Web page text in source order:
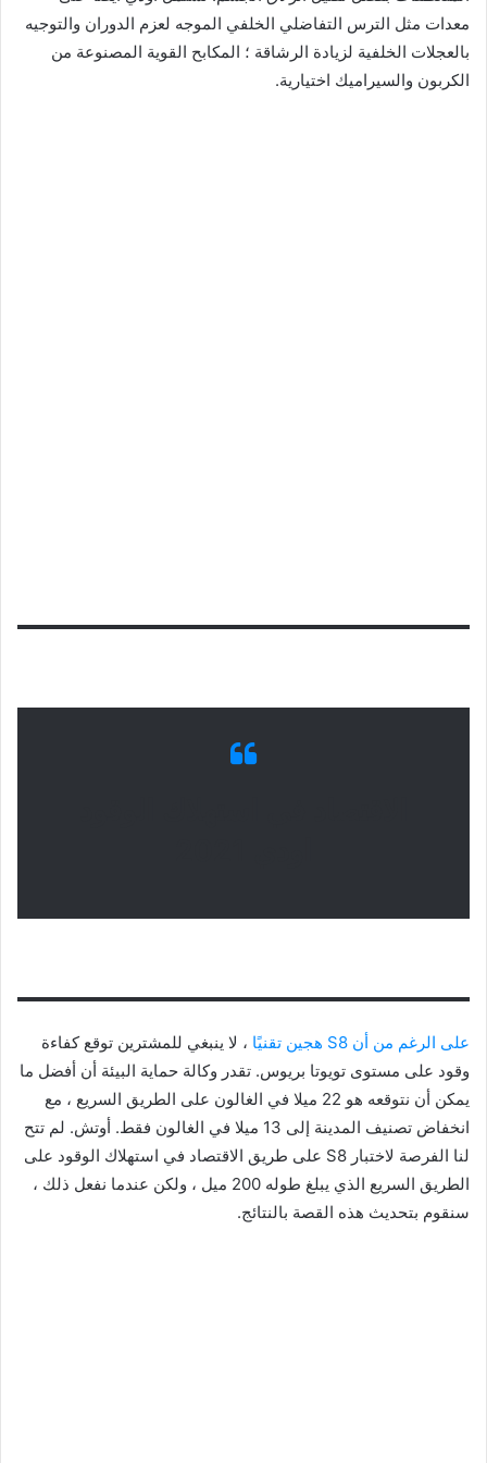
معدات مثل الترس التفاضلي الخلفي الموجه لعزم الدوران والتوجيه
بالعجلات الخلفية لزيادة الرشاقة ؛ المكابح القوية المصنوعة من
الكربون والسيراميك اختيارية.
على الرغم من أن S8 هجين تقنيًا
، لا ينبغي للمشترين توقع كفاءة
وقود على مستوى تويوتا بريوس. تقدر وكالة حماية البيئة أن أفضل ما
يمكن أن نتوقعه هو 22 ميلا في الغالون على الطريق السريع ، مع
انخفاض تصنيف المدينة إلى 13 ميلا في الغالون فقط. أوتش. لم تتح
لنا الفرصة لاختبار S8 على طريق الاقتصاد في استهلاك الوقود على
الطريق السريع الذي يبلغ طوله 200 ميل ، ولكن عندما نفعل ذلك ،
سنقوم بتحديث هذه القصة بالنتائج.